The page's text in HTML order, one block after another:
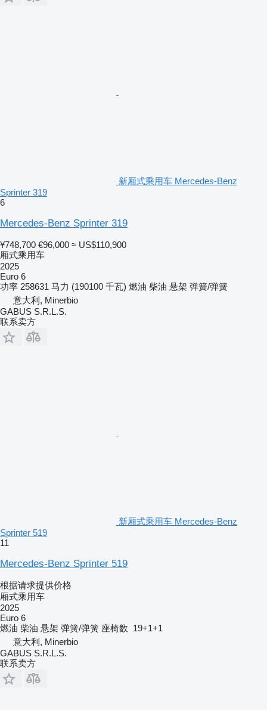
新厢式乘用车 Mercedes-Benz
Sprinter 319
6
Mercedes-Benz Sprinter 319
¥748,700 €96,000 ≈ US$110,900
厢式乘用车
2025
Euro 6
功率 258631 马力 (190100 千瓦) 燃油 柴油 悬架 弹簧/弹簧
意大利, Minerbio
GABUS S.R.L.S.
联系卖方
新厢式乘用车 Mercedes-Benz
Sprinter 519
11
Mercedes-Benz Sprinter 519
根据请求提供价格
厢式乘用车
2025
Euro 6
燃油 柴油 悬架 弹簧/弹簧 座椅数 19+1+1
意大利, Minerbio
GABUS S.R.L.S.
联系卖方